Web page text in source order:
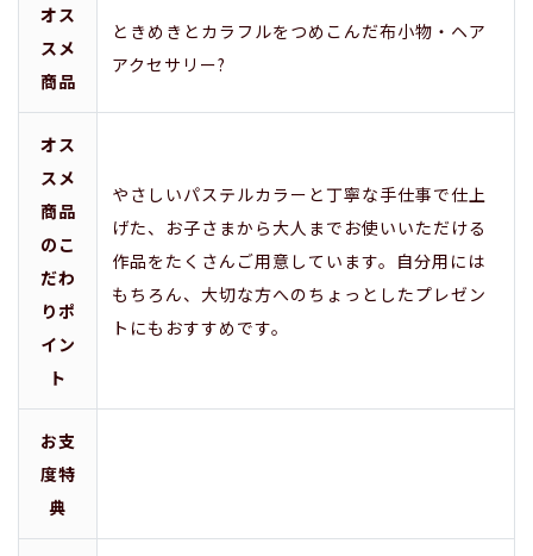
オス
スメ
商品
ときめきとカラフルをつめこんだ布小物・ヘア
アクセサリー?
オス
スメ
商品
のこ
だわ
りポ
イン
ト
やさしいパステルカラーと丁寧な手仕事で仕上
げた、お子さまから大人までお使いいただける
作品をたくさんご用意しています。自分用には
もちろん、大切な方へのちょっとしたプレゼン
トにもおすすめです。
お支
度特
典